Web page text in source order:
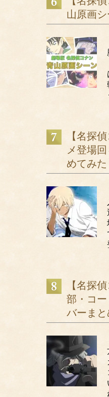
山原画シ
【名探
メ登場
めてみた
【名探
部・コ
バーまと